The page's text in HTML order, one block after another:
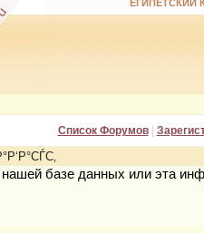
ЕГИПЕТСКИЙ
Список Форумов|
нашей базе данных или эта